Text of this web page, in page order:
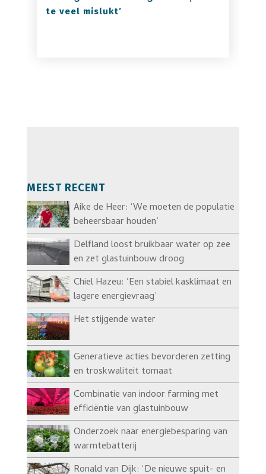
te veel mislukt’
MEEST RECENT
Aike de Heer: ‘We moeten de populatie
beheersbaar houden’
Delfland loost bruikbaar water op zee
en zet glastuinbouw droog
Chiel Hazeu: ‘Een stabiel kasklimaat en
lagere energievraag’
Het stijgende water
Generatieve acties bevorderen zetting
en troskwaliteit tomaat
Combinatie van indoor farming met
efficiëntie van glastuinbouw
Onderzoek naar energiebesparing van
warmtebatterij
Ronald van Dijk: ‘De nieuwe spuit- en